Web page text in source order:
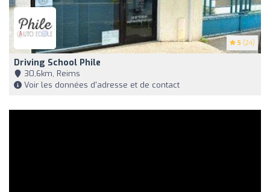
5 (24)
Driving School Phile
30,6km, Reims
Voir les données d'adresse et de contact